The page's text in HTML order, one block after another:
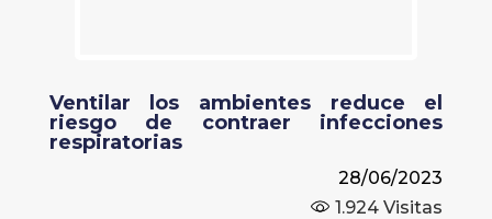
Ventilar los ambientes reduce el
riesgo de contraer infecciones
respiratorias
28/06/2023
1.924 Visitas